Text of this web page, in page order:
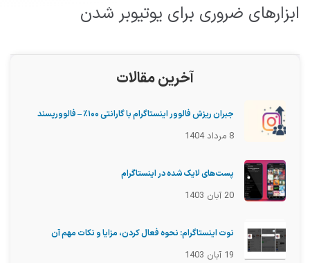
ابزارهای ضروری برای یوتیوبر شدن
آخرین مقالات
جبران ریزش فالوور اینستاگرام با گارانتی ۱۰۰٪ – فالوورپسند
8 مرداد 1404
پست‌های لایک شده در اینستاگرام
20 آبان 1403
نوت اینستاگرام: نحوه فعال کردن، مزایا و نکات مهم آن
19 آبان 1403